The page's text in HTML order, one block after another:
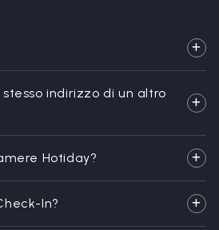
indirizzo di un altro
Hotiday?
In?